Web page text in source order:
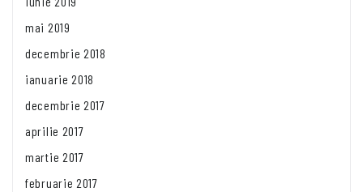
mai 2019
decembrie 2018
ianuarie 2018
decembrie 2017
aprilie 2017
martie 2017
februarie 2017